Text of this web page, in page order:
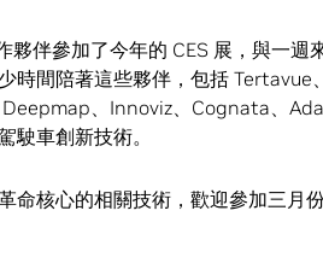
夥伴參加了今年的 CES 展，與一
時間陪著這些夥伴，包括 Tertavue
、Innoviz、Cognata、
駛車創新技術。
命核心的相關技術，歡迎參加三月